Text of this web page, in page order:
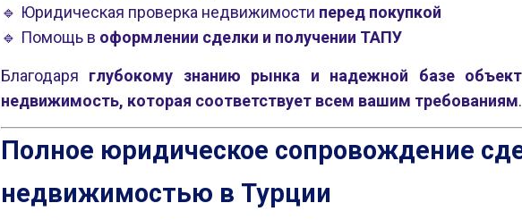
🔹 Юридическая проверка недвижимости перед покупкой
🔹 Помощь в оформлении сделки и получении ТАПУ
Благодаря глубокому знанию рынка и надежной базе
недвижимость, которая соответствует всем вашим требованиям.
Полное юридическое сопровождение
недвижимостью в Турции